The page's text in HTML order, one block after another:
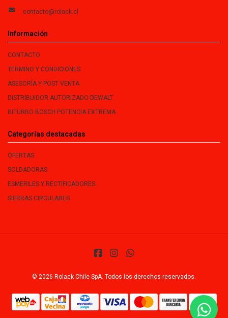
contacto@rolack.cl
Información
CONTACTO
TERMINO Y CONDICIONES
ASESORÍA Y POST VENTA
DISTRIBUIDOR AUTORIZADO DEWALT
BITURBO BOSCH POTENCIA EXTREMA
Categorías destacadas
OFERTAS
SOLDADORAS
ESMERILES Y RECTIFICADORES
SIERRAS CIRCULARES
© 2026 Rolack Chile SpA. Todos los derechos reservados.